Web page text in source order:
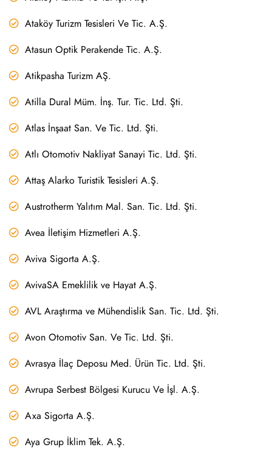
Ataköy Turizm Tesisleri Ve Tic. A.Ş.
Atasun Optik Perakende Tic. A.Ş.
Atikpasha Turizm AŞ.
Atilla Dural Müm. İnş. Tur. Tic. Ltd. Şti.
Atlas İnşaat San. Ve Tic. Ltd. Şti.
Atlı Otomotiv Nakliyat Sanayi Tic. Ltd. Şti.
Attaş Alarko Turistik Tesisleri A.Ş.
Austrotherm Yalıtım Mal. San. Tic. Ltd. Şti.
Avea İletişim Hizmetleri A.Ş.
Aviva Sigorta A.Ş.
AvivaSA Emeklilik ve Hayat A.Ş.
AVL Araştırma ve Mühendislik San. Tic. Ltd. Şti.
Avon Otomotiv San. Ve Tic. Ltd. Şti.
Avrasya İlaç Deposu Med. Ürün Tic. Ltd. Şti.
Avrupa Serbest Bölgesi Kurucu Ve İşl. A.Ş.
Axa Sigorta A.Ş.
Aya Grup İklim Tek. A.Ş.